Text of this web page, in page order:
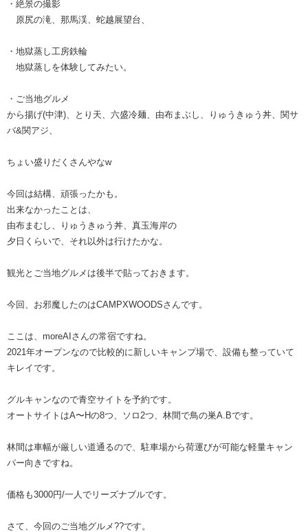
・絶景の撮影
原尻の滝、那馬渓、蛇越展望台、
・地獄蒸し工房鉄輪
地獄蒸しを体験してみたい。
・ご当地グルメ
から揚げ(中津)、とり天、六盛冷麺、由布まぶし、りゅうきゅう丼、関サ
バ&関アジ、
ちょい盛りだくさんやなw
今回は結構、頑張ったかも。
出来なかったことは、
由布まむし、りゅうきゅう丼、真玉海岸の
夕日くらいで、それ以外は行けたかな。
観光とご当地グルメは後半で貼っておきます。
今回、お邪魔したのはCAMPXWOODSさんです。
ここは、moreAIさんの常宿ですね。
2021年オープンなので比較的に新しいキャンプ場で、設備も整っていて
キレイです。
グルキャンなので青空サイトを予約です。
オートサイトはA〜Hの8つ、ソロ2つ、林間で鳥の巣A.Bです。
林間は車幅が厳しい道通るので、駐車場から荷運びが可能な軽量キャン
パー向きですね。
価格も3000円/一人でリーズナブルです。
さて、今回のご当地グルメ??です。